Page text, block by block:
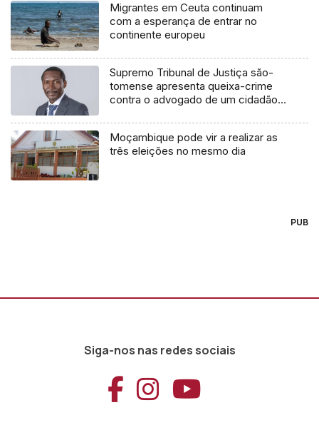
Migrantes em Ceuta continuam
com a esperança de entrar no
continente europeu
Supremo Tribunal de Justiça são-
tomense apresenta queixa-crime
contra o advogado de um cidadão
Moçambique pode vir a realizar as
três eleições no mesmo dia
PUB
Siga-nos nas redes sociais
Aceder ao
Aceder ao
Aceder